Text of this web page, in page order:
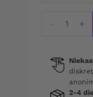
kiekis:
Garter
Panties
Red
2-4